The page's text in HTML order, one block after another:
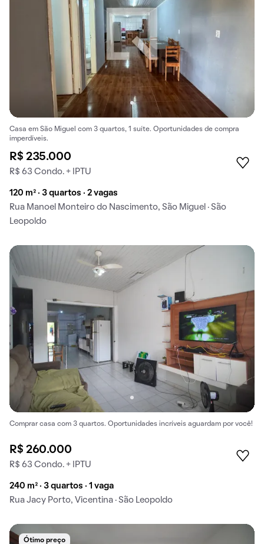
Casa em São Miguel com 3 quartos, 1 suíte. Oportunidades de compra
imperdíveis.
R$ 235.000
R$ 63 Condo. + IPTU
120 m² · 3 quartos · 2 vagas
Rua Manoel Monteiro do Nascimento, São Miguel · São
Leopoldo
Comprar casa com 3 quartos. Oportunidades incríveis aguardam por você!
R$ 260.000
R$ 63 Condo. + IPTU
240 m² · 3 quartos · 1 vaga
Rua Jacy Porto, Vicentina · São Leopoldo
Ótimo preço